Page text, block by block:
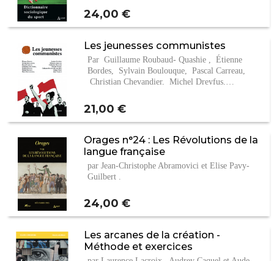
Prix
24,00 €
Les jeunesses communistes
Par Guillaume Roubaud- Quashie , Étienne
Bordes, Sylvain Boulouque, Pascal Carreau,
Christian Chevandier, Michel Dreyfus,…
Prix
21,00 €
Orages n°24 : Les Révolutions de la
langue française
par Jean-Christophe Abramovici et Elise Pavy-
Guilbert .
Prix
24,00 €
Les arcanes de la création -
Méthode et exercices